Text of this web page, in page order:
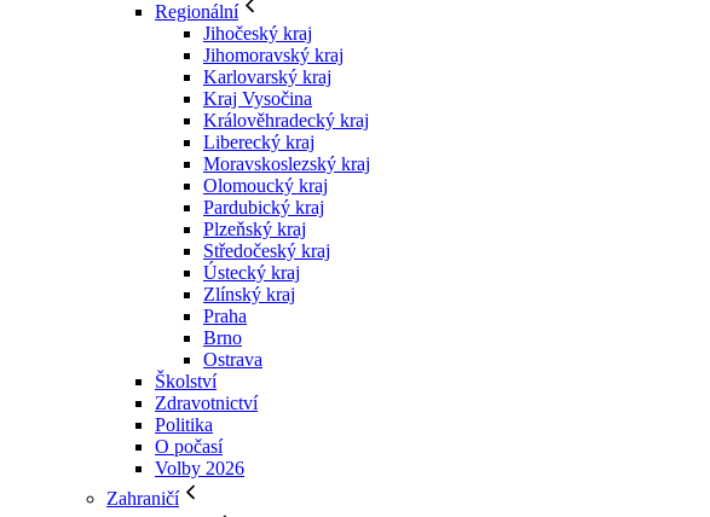
Regionální
Jihočeský kraj
Jihomoravský kraj
Karlovarský kraj
Kraj Vysočina
Králověhradecký kraj
Liberecký kraj
Moravskoslezský kraj
Olomoucký kraj
Pardubický kraj
Plzeňský kraj
Středočeský kraj
Ústecký kraj
Zlínský kraj
Praha
Brno
Ostrava
Školství
Zdravotnictví
Politika
O počasí
Volby 2026
Zahraničí